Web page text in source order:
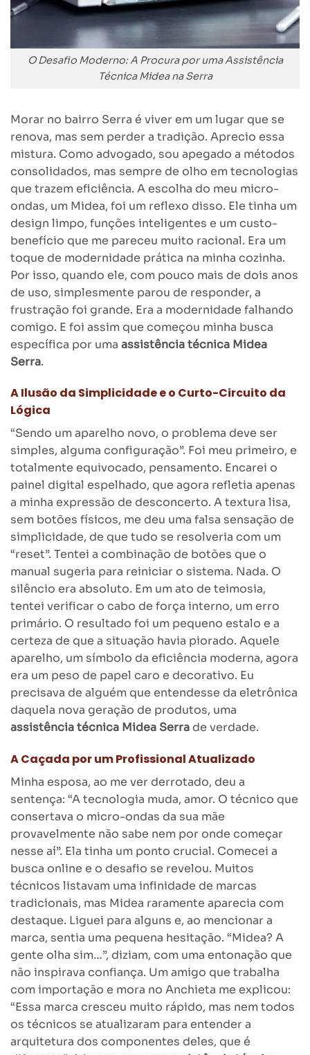
O Desafio Moderno: A Procura por uma Assistência
Técnica Midea na Serra
Morar no bairro Serra é viver em um lugar que se
renova, mas sem perder a tradição. Aprecio essa
mistura. Como advogado, sou apegado a métodos
consolidados, mas sempre de olho em tecnologias
que trazem eficiência. A escolha do meu micro-
ondas, um Midea, foi um reflexo disso. Ele tinha um
design limpo, funções inteligentes e um custo-
benefício que me pareceu muito racional. Era um
toque de modernidade prática na minha cozinha.
Por isso, quando ele, com pouco mais de dois anos
de uso, simplesmente parou de responder, a
frustração foi grande. Era a modernidade falhando
comigo. E foi assim que começou minha busca
específica por uma assistência técnica Midea
Serra.
A Ilusão da Simplicidade e o Curto-Circuito da
Lógica
“Sendo um aparelho novo, o problema deve ser
simples, alguma configuração”. Foi meu primeiro, e
totalmente equivocado, pensamento. Encarei o
painel digital espelhado, que agora refletia apenas
a minha expressão de desconcerto. A textura lisa,
sem botões físicos, me deu uma falsa sensação de
simplicidade, de que tudo se resolveria com um
“reset”. Tentei a combinação de botões que o
manual sugeria para reiniciar o sistema. Nada. O
silêncio era absoluto. Em um ato de teimosia,
tentei verificar o cabo de força interno, um erro
primário. O resultado foi um pequeno estalo e a
certeza de que a situação havia piorado. Aquele
aparelho, um símbolo da eficiência moderna, agora
era um peso de papel caro e decorativo. Eu
precisava de alguém que entendesse da eletrônica
daquela nova geração de produtos, uma
assistência técnica Midea Serrade verdade.
A Caçada por um Profissional Atualizado
Minha esposa, ao me ver derrotado, deu a
sentença: “A tecnologia muda, amor. O técnico que
consertava o micro-ondas da sua mãe
provavelmente não sabe nem por onde começar
nesse aí”. Ela tinha um ponto crucial. Comecei a
busca online e o desafio se revelou. Muitos
técnicos listavam uma infinidade de marcas
tradicionais, mas Midea raramente aparecia com
destaque. Liguei para alguns e, ao mencionar a
marca, sentia uma pequena hesitação. “Midea? A
gente olha sim…”, diziam, com uma entonação que
não inspirava confiança. Um amigo que trabalha
com importação e mora no Anchieta me explicou:
“Essa marca cresceu muito rápido, mas nem todos
os técnicos se atualizaram para entender a
arquitetura dos componentes deles, que é